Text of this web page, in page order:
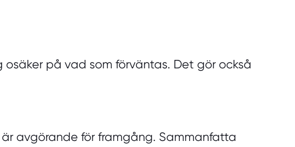
på vad som förväntas. Det gör också
avgörande för framgång. Sammanfatta